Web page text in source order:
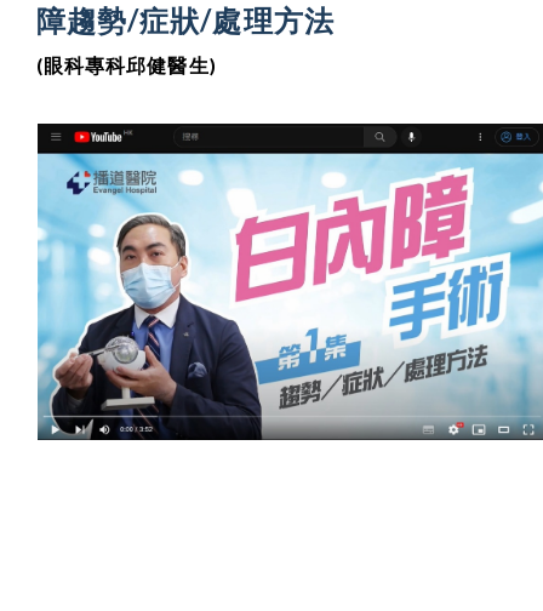
障趨勢/症狀/處理方法
(眼科專科邱健醫生)